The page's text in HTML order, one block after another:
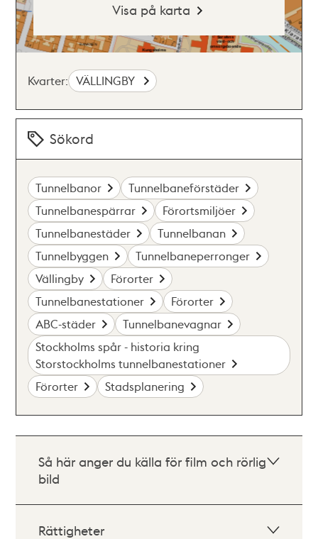
Visa på karta
Kvarter: VÄLLINGBY
Sökord
Tunnelbanor
Tunnelbaneförstäder
Tunnelbanespärrar
Förortsmiljöer
Tunnelbanestäder
Tunnelbanan
Tunnelbyggen
Tunnelbaneperronger
Vällingby
Förorter
Tunnelbanestationer
Förorter
ABC-städer
Tunnelbanevagnar
Stockholms spår - historia kring
Storstockholms tunnelbanestationer
Förorter
Stadsplanering
Så här anger du källa för film och rörlig
bild
Rättigheter